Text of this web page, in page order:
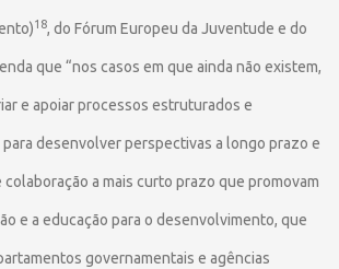
18, do Fórum Europeu da Juventude e do
que “nos casos em que ainda não existem,
e apoiar processos estruturados e
desenvolver perspectivas a longo prazo e
colaboração a mais curto prazo que promovam
e a educação para o desenvolvimento, que
governamentais e agências